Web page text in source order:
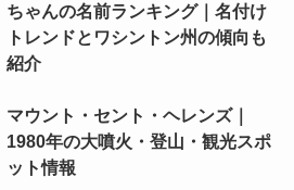
ちゃんの名前ランキング｜名付け
トレンドとワシントン州の傾向も
紹介
マウント・セント・ヘレンズ｜
1980年の大噴火・登山・観光スポ
ット情報